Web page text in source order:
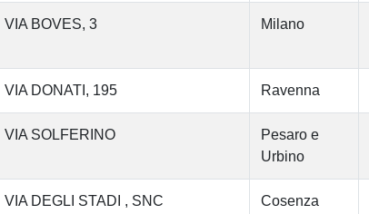
VIA BOVES, 3 Milano
VIA DONATI, 195 Ravenna
VIA SOLFERINO
Pesaro e
Urbino
VIA DEGLI STADI , SNC Cosenza